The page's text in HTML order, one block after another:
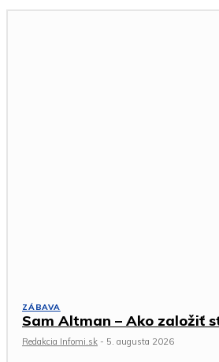
ZÁBAVA
Sam Altman – Ako založiť
Redakcia Infomi.sk - 5. augusta 2026